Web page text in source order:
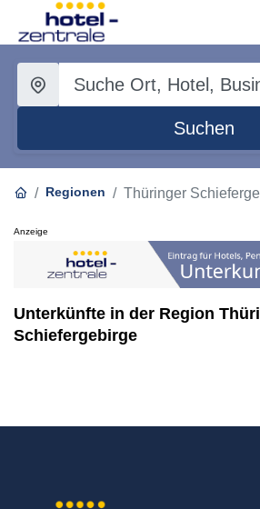
Suchen
Regionen Thüringer
Anzeige
Unterkünfte in der Region
Schiefergebirge